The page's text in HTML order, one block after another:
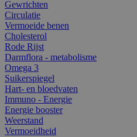
Gewrichten
Circulatie
Vermoeide benen
Cholesterol
Rode Rijst
Darmflora - metabolisme
Omega 3
Suikerspiegel
Hart- en bloedvaten
Immuno - Energie
Energie booster
Weerstand
Vermoeidheid